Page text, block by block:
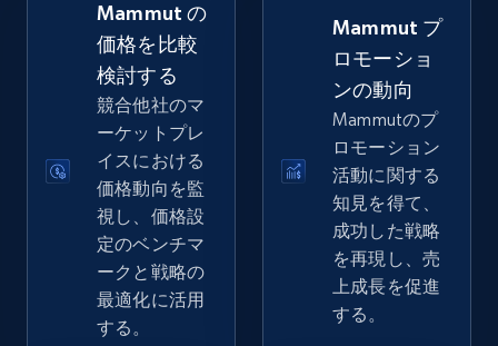
info, Stars, Feedbacks, Return policy, and more.
2.5K+ 今すぐ始める
URL, Product id, Title, Seller name, Seller rating,
Seller reviews, Breadcrumbs, Root category, and
more.
2.5K+
Mammut の
価格を比較
検討する
競合他社のマ
ーケットプレ
イスにおける
価格動向を監
視し、価格設
定のベンチマ
ークと戦略の
最適化に活用
する。
Mammut プ
ロモーショ
ンの動向
Mammutのプ
ロモーション
活動に関する
知見を得て、
成功した戦略
を再現し、売
上成長を促進
する。